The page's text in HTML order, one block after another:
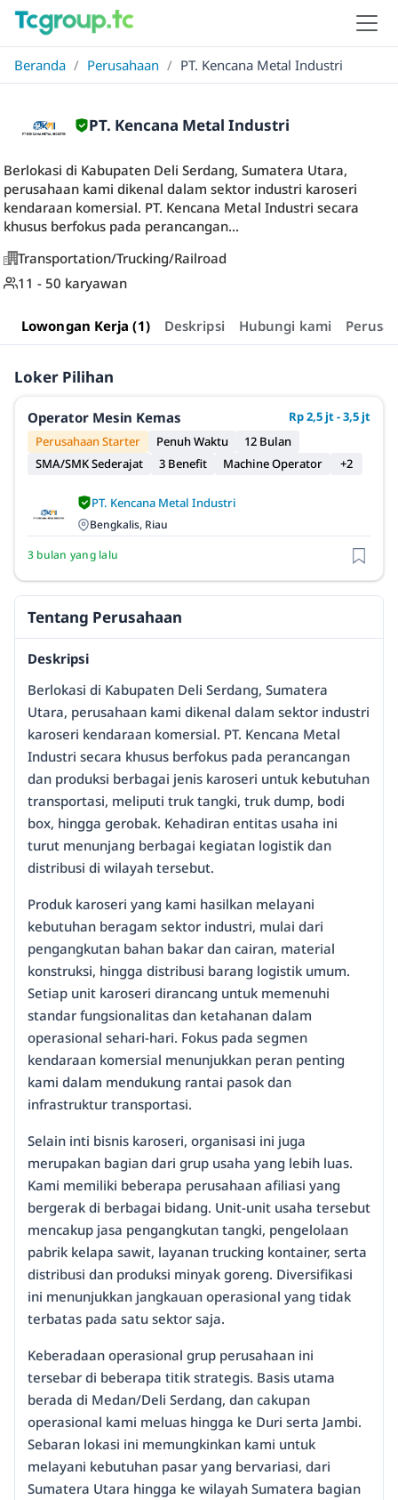
Beranda / Perusahaan / PT. Kencana Metal Industri
PT. Kencana Metal Industri
Berlokasi di Kabupaten Deli Serdang, Sumatera Utara,
perusahaan kami dikenal dalam sektor industri karoseri
kendaraan komersial. PT. Kencana Metal Industri secara
khusus berfokus pada perancangan...
Transportation/Trucking/Railroad
11 - 50 karyawan
Lowongan Kerja (1) Deskripsi Hubungi kami
Loker Pilihan
Operator Mesin Kemas
Rp 2,5 jt - 3,5 jt
Perusahaan Starter
Penuh Waktu
12 Bulan
SMA/SMK Sederajat
3 Benefit Machine Operator +2
PT. Kencana Metal Industri
Bengkalis, Riau
3 bulan yang lalu
Tentang Perusahaan
Deskripsi
Berlokasi di Kabupaten Deli Serdang, Sumatera
Utara, perusahaan kami dikenal dalam sektor industri
karoseri kendaraan komersial. PT. Kencana Metal
Industri secara khusus berfokus pada perancangan
dan produksi berbagai jenis karoseri untuk kebutuhan
transportasi, meliputi truk tangki, truk dump, bodi
box, hingga gerobak. Kehadiran entitas usaha ini
turut menunjang berbagai kegiatan logistik dan
distribusi di wilayah tersebut.
Produk karoseri yang kami hasilkan melayani
kebutuhan beragam sektor industri, mulai dari
pengangkutan bahan bakar dan cairan, material
konstruksi, hingga distribusi barang logistik umum.
Setiap unit karoseri dirancang untuk memenuhi
standar fungsionalitas dan ketahanan dalam
operasional sehari-hari. Fokus pada segmen
kendaraan komersial menunjukkan peran penting
kami dalam mendukung rantai pasok dan
infrastruktur transportasi.
Selain inti bisnis karoseri, organisasi ini juga
merupakan bagian dari grup usaha yang lebih luas.
Kami memiliki beberapa perusahaan afiliasi yang
bergerak di berbagai bidang. Unit-unit usaha tersebut
mencakup jasa pengangkutan tangki, pengelolaan
pabrik kelapa sawit, layanan trucking kontainer, serta
distribusi dan produksi minyak goreng. Diversifikasi
ini menunjukkan jangkauan operasional yang tidak
terbatas pada satu sektor saja.
Keberadaan operasional grup perusahaan ini
tersebar di beberapa titik strategis. Basis utama
berada di Medan/Deli Serdang, dan cakupan
operasional kami meluas hingga ke Duri serta Jambi.
Sebaran lokasi ini memungkinkan kami untuk
melayani kebutuhan pasar yang bervariasi, dari
Sumatera Utara hingga ke wilayah Sumatera bagian